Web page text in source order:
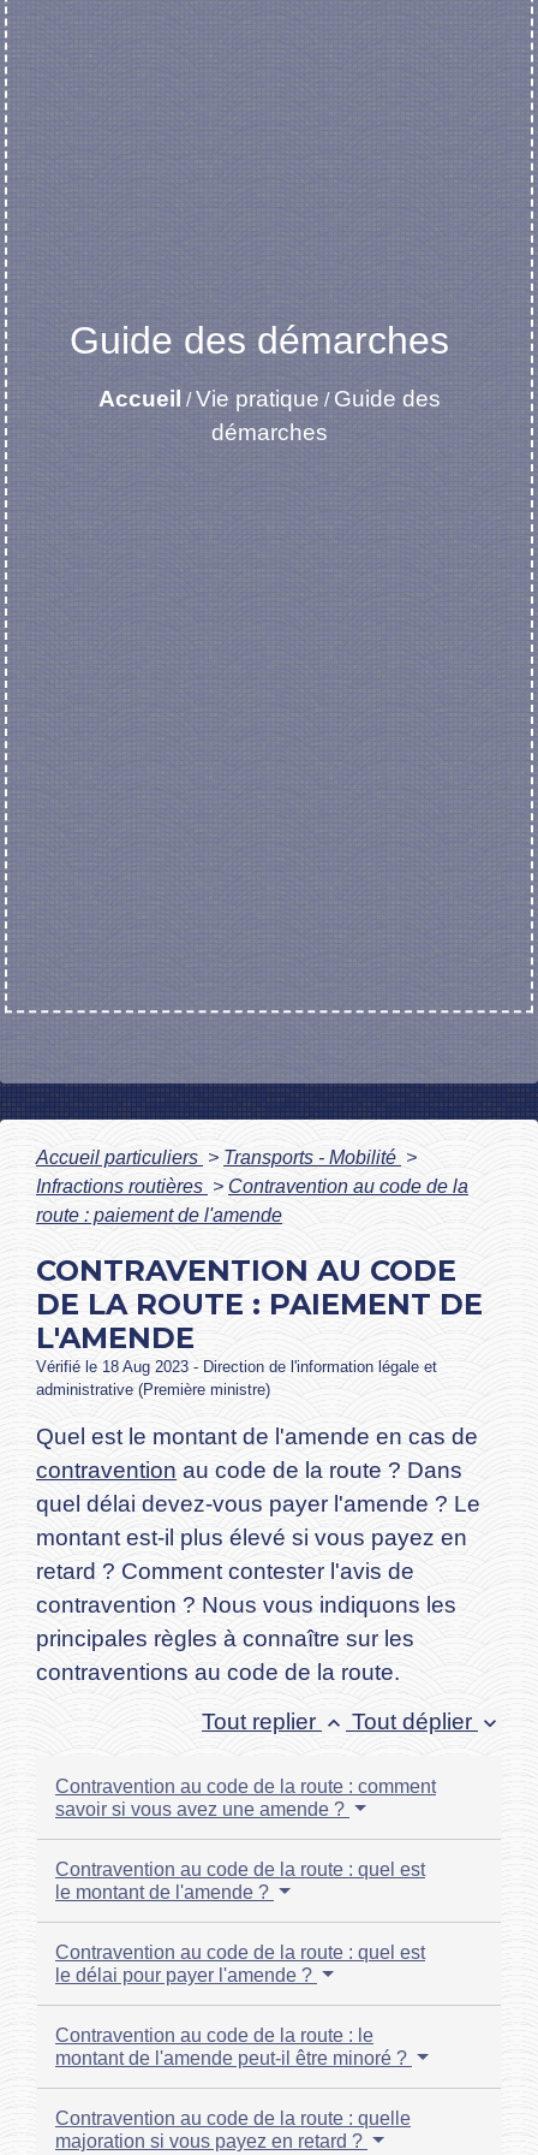
Guide des démarches
Accueil /Vie pratique / Guide des
démarches
Accueil particuliers > Transports - Mobilité >
Infractions routières > Contravention au code de la
route : paiement de l'amende
CONTRAVENTION AU CODE
DE LA ROUTE : PAIEMENT DE
L'AMENDE
Vérifié le 18 Aug 2023 - Direction de l'information légale et
administrative (Première ministre)
Quel est le montant de l'amende en cas de
contravention au code de la route ? Dans
quel délai devez-vous payer l'amende ? Le
montant est-il plus élevé si vous payez en
retard ? Comment contester l'avis de
contravention ? Nous vous indiquons les
principales règles à connaître sur les
contraventions au code de la route.
Tout replier keyboard_arrow_up Tout déplier keyboard_arrow_down
Contravention au code de la route : comment
savoir si vous avez une amende ?
Contravention au code de la route : quel est
le montant de l'amende ?
Contravention au code de la route : quel est
le délai pour payer l'amende ?
Contravention au code de la route : le
montant de l'amende peut-il être minoré ?
Contravention au code de la route : quelle
majoration si vous payez en retard ?